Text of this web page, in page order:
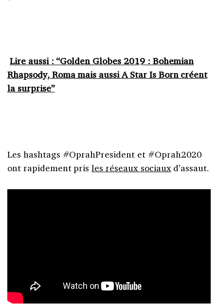
Lire aussi : “Golden Globes 2019 : Bohemian
Rhapsody, Roma mais aussi A Star Is Born créent
la surprise”
Les hashtags #OprahPresident et #Oprah2020
ont rapidement prisles réseaux sociauxd’assaut.